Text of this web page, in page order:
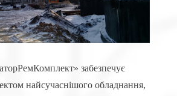
забезпечує
найсучаснішого обладнання,